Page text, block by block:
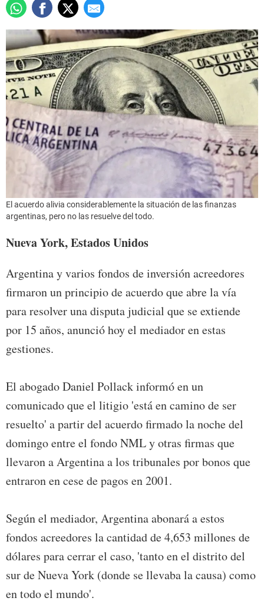
El acuerdo alivia considerablemente la situación de las finanzas
argentinas, pero no las resuelve del todo.
Nueva York, Estados Unidos
Argentina y varios fondos de inversión acreedores
firmaron un principio de acuerdo que abre la vía
para resolver una disputa judicial que se extiende
por 15 años, anunció hoy el mediador en estas
gestiones.
El abogado Daniel Pollack informó en un
comunicado que el litigio 'está en camino de ser
resuelto' a partir del acuerdo firmado la noche del
domingo entre el fondo NML y otras firmas que
llevaron a Argentina a los tribunales por bonos que
entraron en cese de pagos en 2001.
Según el mediador, Argentina abonará a estos
fondos acreedores la cantidad de 4,653 millones de
dólares para cerrar el caso, 'tanto en el distrito del
sur de Nueva York (donde se llevaba la causa) como
en todo el mundo'.